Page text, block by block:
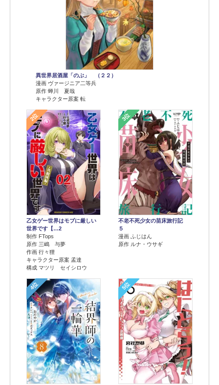
異世界居酒屋「のぶ」 （２２）
漫画 ヴァージニア二等兵
原作 蝉川 夏哉
キャラクター原案 転
2位
乙女ゲー世界はモブに厳しい
世界です【…2
制作 FTops
原作 三嶋 与夢
作画 行々狸
キャラクター原案 孟達
構成 マツリ セイシロウ
3位
不老不死少女の苗床旅行記
５
漫画 ふじはん
原作 ルナ・ウサギ
4位 5位